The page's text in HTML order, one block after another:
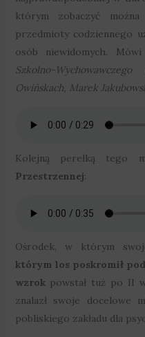
którym zobaczyć
przedmioty codziennego
osób niewidomych. Mówi
Szkolno-
Owińskach, Marek
Kolejną perełką tego
Przestrzennej:
Ośrodek, w którym
którym los poskromił
wzrokpowstał tuż po II
znalazł swoje docelowe
pobliskiego zakładu dla